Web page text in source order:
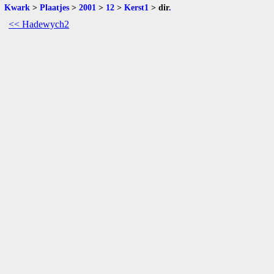
Kwark > Plaatjes > 2001 > 12 > Kerst1 > dir.
<< Hadewych2